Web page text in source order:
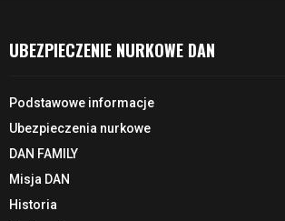
UBEZPIECZENIE NURKOWE DAN
Podstawowe informacje
Ubezpieczenia nurkowe
DAN FAMILY
Misja DAN
Historia